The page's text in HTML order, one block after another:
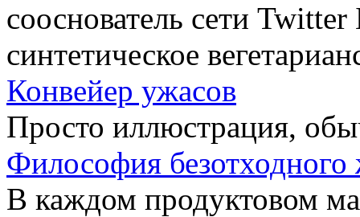
сооснователь сети
синтетическое
Конвейер ужасов
Просто иллюстрация,
Философия безотходного
В каждом продуктовом